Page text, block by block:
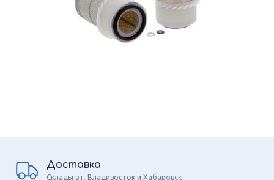
Доставка
Склады в г. Владивосток и Хабаровск